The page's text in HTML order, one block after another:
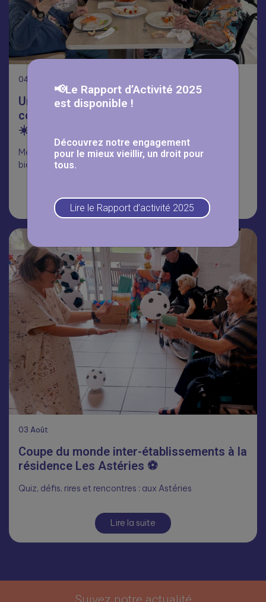
04
Un été placé sous le signe de la
convivialité à la résidence Jean Rostand
☀️
Même sans terrasse ensoleillée, l’esprit barbecue était
bien au rendez-vous à la résidence Jean Rostand
Lire la suite
03 Août
Coupe du monde inter-établissements à la
résidence Les Astéries ⚽
Quiz, défis, rires et rencontres : aux Astéries
Lire la suite
📢Le Rapport d’Activité 2025
est disponible !
Découvrez notre engagement
pour le mieux vieillir, un droit pour
tous.
Lire le Rapport d’activité 2025